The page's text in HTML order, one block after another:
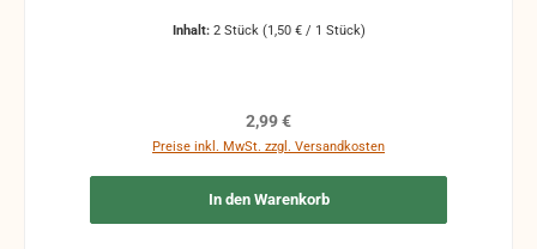
Inhalt: 2 Stück (1,50 € / 1 Stück)
Regulärer Preis:
2,99 €
Preise inkl. MwSt. zzgl. Versandkosten
In den Warenkorb